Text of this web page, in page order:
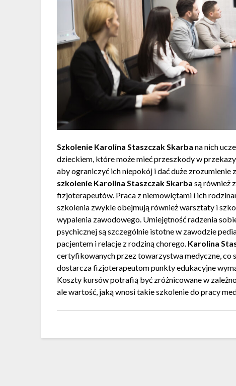
Szkolenie Karolina Staszczak Skarba na nich
dzieckiem, które może mieć przeszkody w
aby ograniczyć ich niepokój i dać duże zrozumienie
szkolenie Karolina Staszczak Skarba są również
fizjoterapeutów. Praca z niemowlętami i ich
szkolenia zwykle obejmują również warsztaty i
wypalenia zawodowego. Umiejętność radzenia
psychicznej są szczególnie istotne w zawodzie
pacjentem i relacje z rodziną chorego. Karolina
certyfikowanych przez towarzystwa medyczne, co
dostarcza fizjoterapeutom punkty edukacyjne
Koszty kursów potrafią być zróżnicowane w
ale wartość, jaką wnosi takie szkolenie do pracy